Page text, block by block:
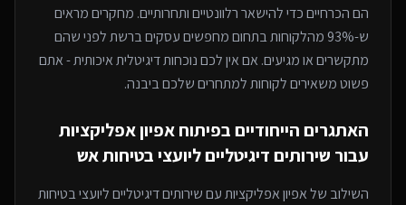
הם הכרחיים כדי להישאר רלוונטיים ותחרותיים. מחקרים מראים
ש-93% מהלקוחות בתחום מחפשים עסקים ברשת לפני שהם
מתקשרים או מגיעים. אם אין לכם נוכחות דיגיטלית איכותית - אתם
פשוט משאירים לקוחות למתחריםשלכם ביבנה.
האתגרים הייחודיים בפיתוחאפיון אפליקציות
עבור שירותים דיגיטליים ליועצי בטיחות אש
השילוב שלאפיון אפליקציותעםשירותים דיגיטליים ליועצי בטיחות